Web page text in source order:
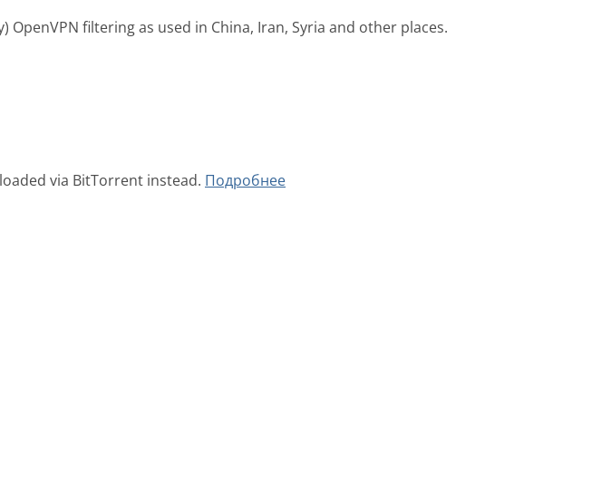
filtering as used in China, Iran, Syria and other places.
via BitTorrent instead. Подробнее